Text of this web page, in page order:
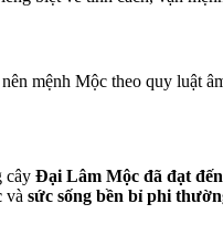
nên mệnh Mộc theo quy luật
cây Đại Lâm Mộc đã đạt
và sức sống bền bỉ phi